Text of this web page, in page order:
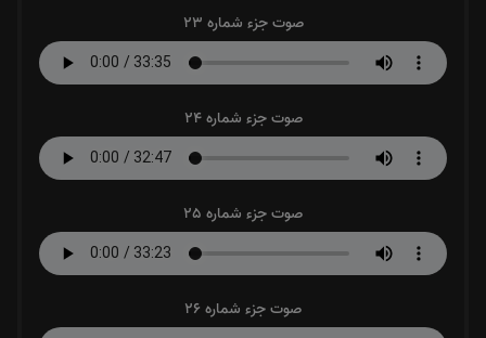
صوت جزء شماره 23
صوت جزء شماره 24
صوت جزء شماره 25
صوت جزء شماره 26